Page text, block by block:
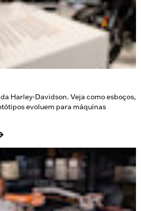
Harley-Davidson. Veja como esboços,
evoluem para máquinas